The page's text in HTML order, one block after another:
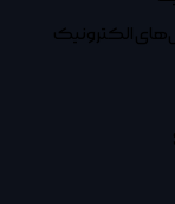
الکترونیک